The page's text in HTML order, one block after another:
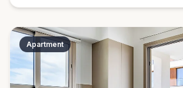
Apartment